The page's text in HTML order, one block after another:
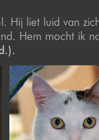
Hij liet luid van
Hem mocht ik